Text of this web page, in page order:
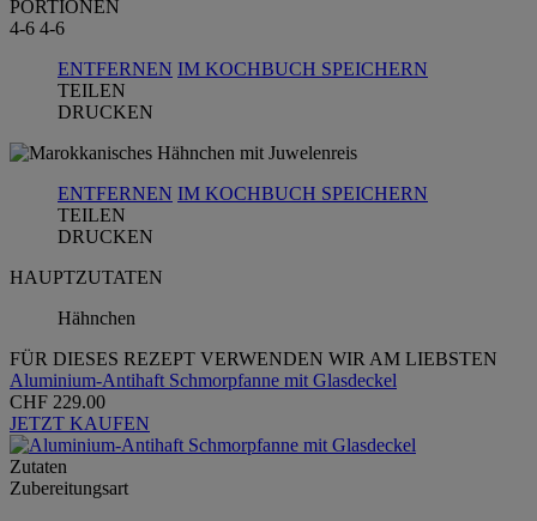
PORTIONEN
4-6 4-6
ENTFERNEN IM KOCHBUCH SPEICHERN
TEILEN
DRUCKEN
ENTFERNEN IM KOCHBUCH SPEICHERN
TEILEN
DRUCKEN
HAUPTZUTATEN
Hähnchen
FÜR DIESES REZEPT VERWENDEN WIR AM LIEBSTEN
Aluminium-Antihaft Schmorpfanne mit Glasdeckel
CHF 229.00
JETZT KAUFEN
Zutaten
Zubereitungsart